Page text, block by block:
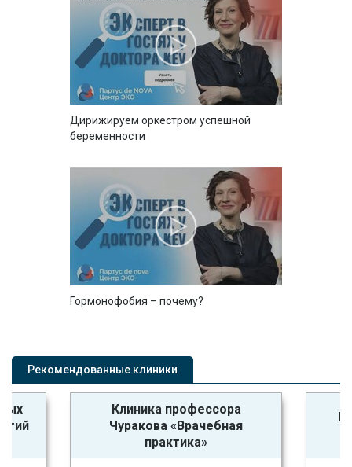
Дирижируем оркестром успешной
беременности
Гормонофобия – почему?
Рекомендованные клиники
Клиника профессора
Чуракова «Врачебная
практика»